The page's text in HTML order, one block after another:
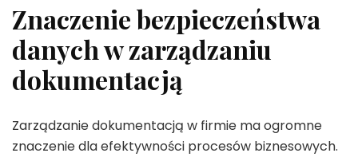
Znaczenie bezpieczeństwa
danych w zarządzaniu
dokumentacją
Zarządzanie dokumentacją w firmie ma ogromne
znaczenie dla efektywności procesów biznesowych.